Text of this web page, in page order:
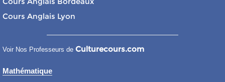
Cours Anglais Lyon
Voir Nos Professeurs de Culturecours.com
Mathématique